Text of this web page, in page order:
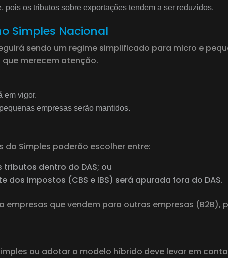
pois os tributos sobre exportações tendem a ser reduzidos.
Simples Nacional
sendo um regime simplificado para micro e
merecem atenção.
em vigor.
empresas serão mantidos.
Simples poderão escolher entre:
dentro do DAS; ou
dos impostos (CBS e IBS) será apurada fora do DAS.
empresas que vendem para outras empresas
ou adotar o modelo híbrido deve levar em